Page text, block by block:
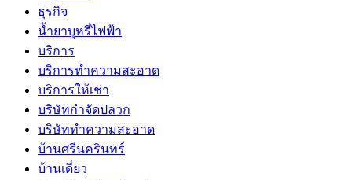
ธุรกิจ
น้ำยาบุหรี่ไฟฟ้า
บริการ
บริการทำความสะอาด
บริการให้เช่า
บริษัทกำจัดปลวก
บริษัททำความสะอาด
บ้านศรีนครินทร์
บ้านเดี่ยว